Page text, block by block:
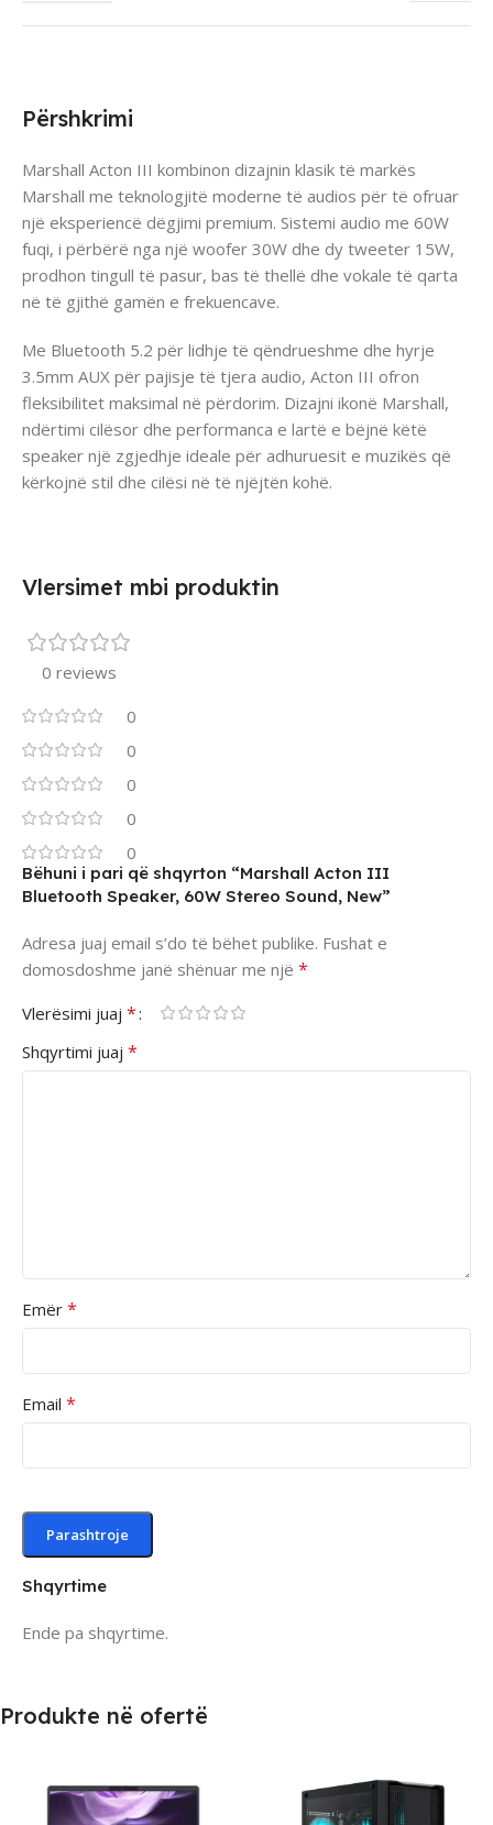
Përshkrimi
Marshall Acton III kombinon dizajnin klasik të markës
Marshall me teknologjitë moderne të audios për të ofruar
një eksperiencë dëgjimi premium. Sistemi audio me 60W
fuqi, i përbërë nga një woofer 30W dhe dy tweeter 15W,
prodhon tingull të pasur, bas të thellë dhe vokale të qarta
në të gjithë gamën e frekuencave.
Me Bluetooth 5.2 për lidhje të qëndrueshme dhe hyrje
3.5mm AUX për pajisje të tjera audio, Acton III ofron
fleksibilitet maksimal në përdorim. Dizajni ikonë Marshall,
ndërtimi cilësor dhe performanca e lartë e bëjnë këtë
speaker një zgjedhje ideale për adhuruesit e muzikës që
kërkojnë stil dhe cilësi në të njëjtën kohë.
Vlersimet mbi produktin
0 reviews
0
0
0
0
0
Shqyrtime
Ende pa shqyrtime.
Bëhuni i pari që shqyrton “Marshall Acton III
Bluetooth Speaker, 60W Stereo Sound, New”
Adresa juaj email s’do të bëhet publike. Fushat e
domosdoshme janë shënuar me një *
Vlerësimi juaj *
Shqyrtimi juaj *
Emër *
Email *
Produkte në ofertë